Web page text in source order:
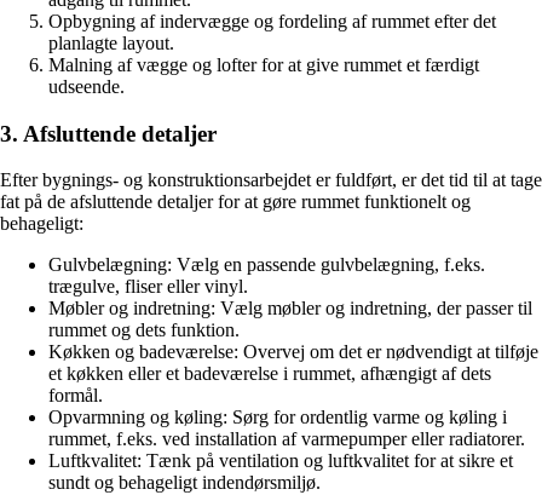
Opbygning af indervægge og fordeling af rummet efter det
planlagte layout.
Malning af vægge og lofter for at give rummet et færdigt
udseende.
3. Afsluttende detaljer
Efter bygnings- og konstruktionsarbejdet er fuldført, er det tid til at tage
fat på de afsluttende detaljer for at gøre rummet funktionelt og
behageligt:
Gulvbelægning: Vælg en passende gulvbelægning, f.eks.
trægulve, fliser eller vinyl.
Møbler og indretning: Vælg møbler og indretning, der passer til
rummet og dets funktion.
Køkken og badeværelse: Overvej om det er nødvendigt at tilføje
et køkken eller et badeværelse i rummet, afhængigt af dets
formål.
Opvarmning og køling: Sørg for ordentlig varme og køling i
rummet, f.eks. ved installation af varmepumper eller radiatorer.
Luftkvalitet: Tænk på ventilation og luftkvalitet for at sikre et
sundt og behageligt indendørsmiljø.